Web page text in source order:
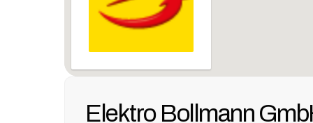
Elektro Bollmann